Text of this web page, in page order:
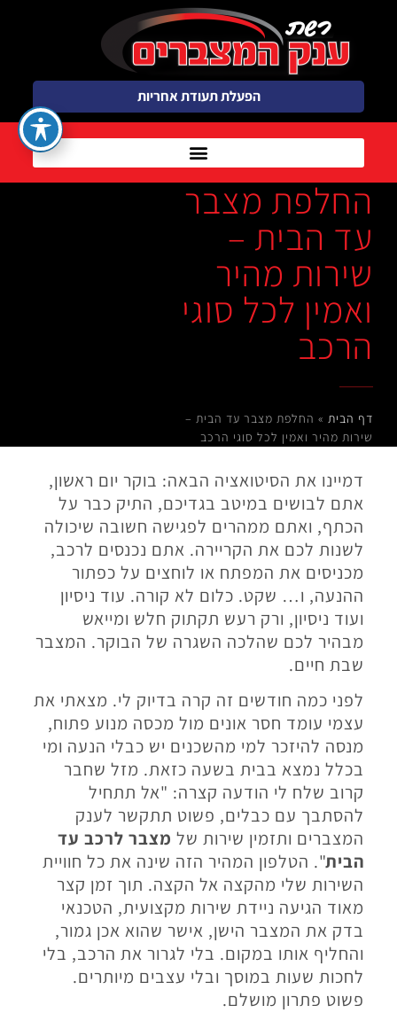
הפעלת תעודת אחריות
החלפת מצבר
עד הבית –
שירות מהיר
ואמין לכל סוגי
הרכב
דף הבית» החלפת מצבר עד הבית –
שירות מהיר ואמין לכל סוגי הרכב
דמיינו את הסיטואציה הבאה: בוקר יום ראשון,
אתם לבושים במיטב בגדיכם, התיק כבר על
הכתף, ואתם ממהרים לפגישה חשובה שיכולה
לשנות לכם את הקריירה. אתם נכנסים לרכב,
מכניסים את המפתח או לוחצים על כפתור
ההנעה, ו… שקט. כלום לא קורה. עוד ניסיון
ועוד ניסיון, ורק רעש תקתוק חלש ומייאש
מבהיר לכם שהלכה השגרה של הבוקר. המצבר
שבת חיים.
לפני כמה חודשים זה קרה בדיוק לי. מצאתי את
עצמי עומד חסר אונים מול מכסה מנוע פתוח,
מנסה להיזכר למי מהשכנים יש כבלי הנעה ומי
בכלל נמצא בבית בשעה כזאת. מזל שחבר
קרוב שלח לי הודעה קצרה: "אל תתחיל
להסתבך עם כבלים, פשוט תתקשר לענק
המצברים ותזמין שירות של מצבר לרכב עד
הבית". הטלפון המהיר הזה שינה את כל חוויית
השירות שלי מהקצה אל הקצה. תוך זמן קצר
מאוד הגיעה ניידת שירות מקצועית, הטכנאי
בדק את המצבר הישן, אישר שהוא אכן גמור,
והחליף אותו במקום. בלי לגרור את הרכב, בלי
לחכות שעות במוסך ובלי עצבים מיותרים.
פשוט פתרון מושלם.